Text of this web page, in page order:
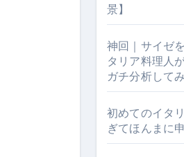
| 【厨房の世界】【イタリアン】
景】
神回｜サイゼ
タリア料理人
ガチ分析してみ
初めてのイタ
ぎてほんまに